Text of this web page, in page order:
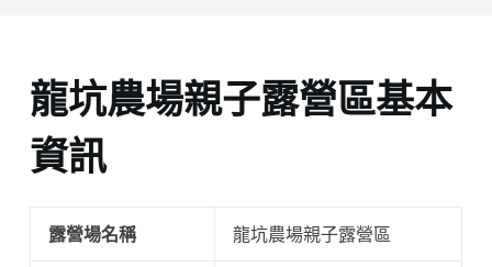
龍坑農場親子露營區基本
資訊
露營場名稱 龍坑農場親子露營區